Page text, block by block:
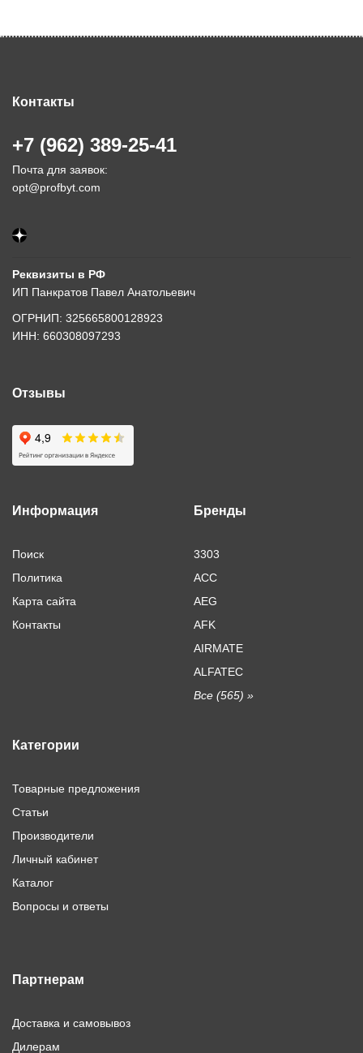
Контакты
+7 (962) 389-25-41
Почта для заявок:
opt@profbyt.com
Реквизиты в РФ
ИП Панкратов Павел Анатольевич
ОГРНИП: 325665800128923
ИНН: 660308097293
Отзывы
Информация
Поиск
Политика
Карта сайта
Контакты
Бренды
3303
ACC
AEG
AFK
AIRMATE
ALFATEC
Все (565) »
Категории
Товарные предложения
Статьи
Производители
Личный кабинет
Каталог
Вопросы и ответы
Партнерам
Доставка и самовывоз
Дилерам